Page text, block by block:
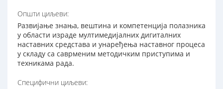
Општи циљеви:
Развијање знања, вештина и компетенција полазника
у области израде мултимедијалних дигиталних
наставних средстава и унаређења наставног процеса
у складу са саврменим методичким приступима и
техникама рада.
Специфични циљеви: